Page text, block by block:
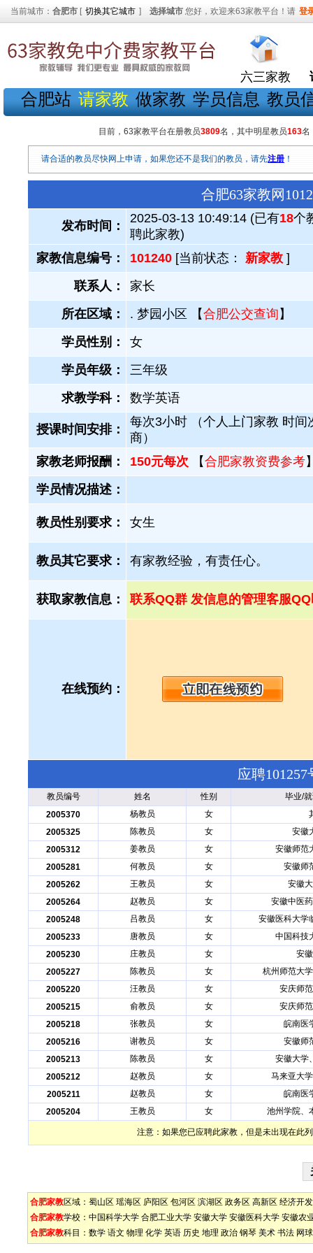
当前城市： 合肥市 [ 切换其它城市 ] 选择城市 您好，欢迎来63家教平台！请 登
六三家教
合肥站 请家教 做家教 学员信息 教员
目前，63家教平台在册教员3809名，其中明星教员163名
请合适的教员尽快网上申请，如果您还不是我们的教员，请先注册 ！
合肥63家教网
发布时间：
2025-03-13 10:49:14 (已有18个
聘此家教)
家教信息编号：
101240 [当前状态： 新家教 ]
联系人：
家长
所在区域：
. 梦园小区 【合肥公交查询 】
学员性别：
女
学员年级：
三年级
求教学科：
数学英语
授课时间安排：
每次3小时 （个人上门家教 时间
商）
家教老师报酬：
150元每次 【合肥家教资费参考
学员情况描述：
教员性别要求： 女生
教员其它要求： 有家教经验，有责任心。
获取家教信息： 联系QQ群 发信息的管理客服
在线预约：
应聘
教员编号 姓名 性别
毕业/
2005370
杨教员 女
2005325
陈教员 女
安徽
2005312
姜教员 女
安徽师范
2005281
何教员 女
安徽师
2005262
王教员 女
安徽
2005264
赵教员 女
安徽中医
2005248
吕教员 女
安徽医科大学
2005233
唐教员 女
中国科技
2005230
庄教员 女
安
2005227
陈教员 女
杭州师范大
2005220
汪教员 女
安庆师
2005215
俞教员 女
安庆师
2005218
张教员 女
皖南医
2005216
谢教员 女
安徽师
2005213
陈教员 女
安徽大学
2005212
赵教员 女
马来亚大
2005211
赵教员 女
皖南医
2005204
王教员 女 池州学院、
注意：如果您已应聘此家教，但是未出现在此
合肥家教区域： 蜀山区 瑶海区 庐阳区 包河区 滨湖区 政务区 高新区 经济开
合肥家教学校： 中国科学大学 合肥工业大学 安徽大学 安徽医科大学 安徽农
合肥家教科目： 数学 语文 物理 化学 英语 历史 地理 政治 钢琴 美术 书法 网球